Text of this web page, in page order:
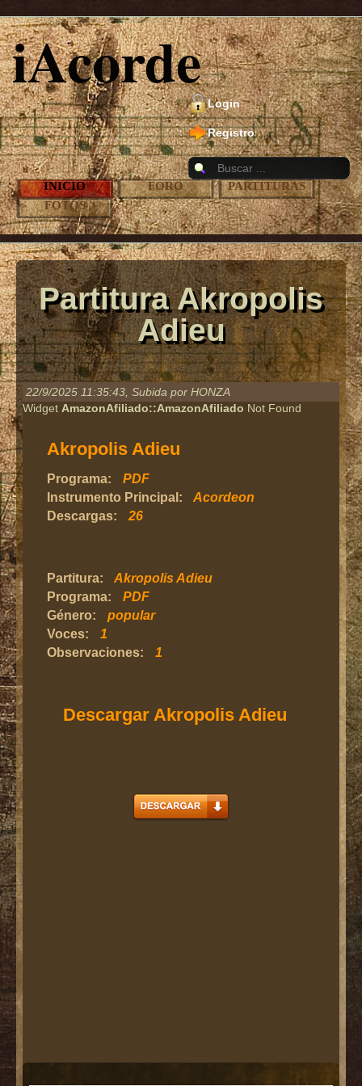
iAcorde
Login
Registro
INICIO FORO
PARTITURAS
FOTOS
Partitura Akropolis
Adieu
22/9/2025 11:35:43 , Subida por HONZA
Widget AmazonAfiliado::AmazonAfiliado Not Found
Akropolis Adieu
Programa:
PDF
Instrumento Principal:
Acordeon
Descargas:
26
Partitura:
Akropolis Adieu
Programa:
PDF
Género:
popular
Voces:
1
Observaciones:
1
Descargar Akropolis Adieu